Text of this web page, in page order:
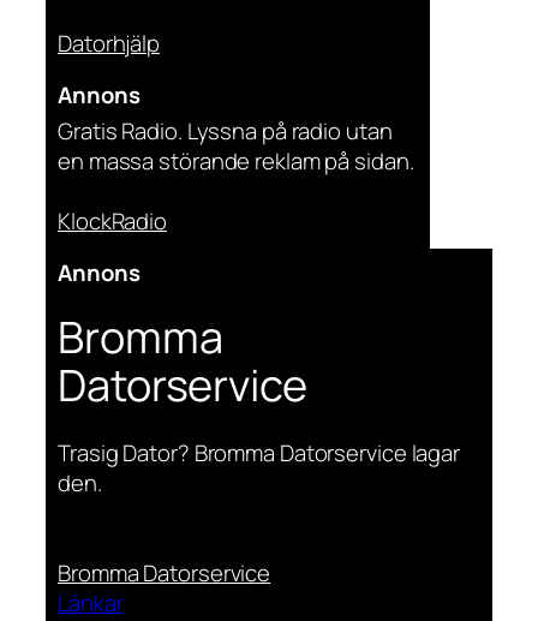
Datorhjälp
Annons
Gratis Radio. Lyssna på radio utan
en massa störande reklam på sidan.
KlockRadio
Annons
Bromma
Datorservice
Trasig Dator? Bromma Datorservice lagar
den.
Bromma Datorservice
Länkar